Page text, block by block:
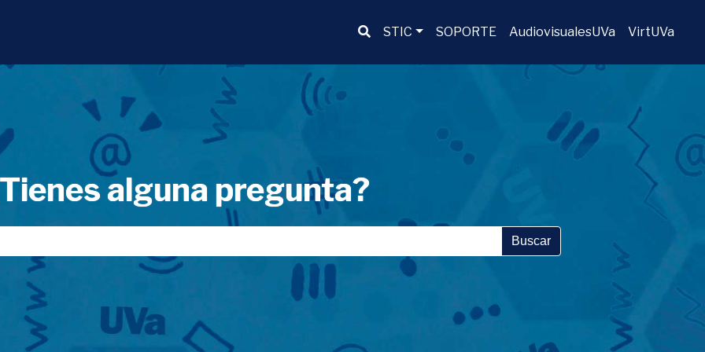
Buscador
STIC SOPORTE AudiovisualesUVa VirtUVa
alguna pregunta?
Buscar